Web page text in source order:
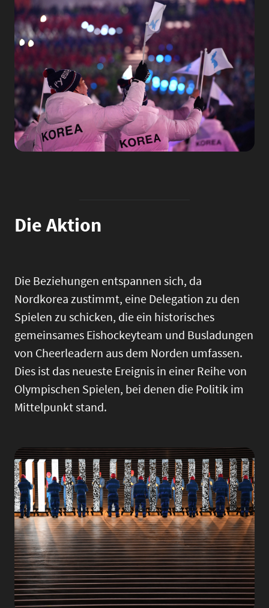
Die Aktion
Die Beziehungen entspannen sich, da
Nordkorea zustimmt, eine Delegation zu den
Spielen zu schicken, die ein historisches
gemeinsames Eishockeyteam und Busladungen
von Cheerleadern aus dem Norden umfassen.
Dies ist das neueste Ereignis in einer Reihe von
Olympischen Spielen, bei denen die Politik im
Mittelpunkt stand.
Image